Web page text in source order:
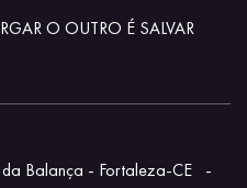
O OUTRO É SALVAR
Balança - Fortaleza-CE
-